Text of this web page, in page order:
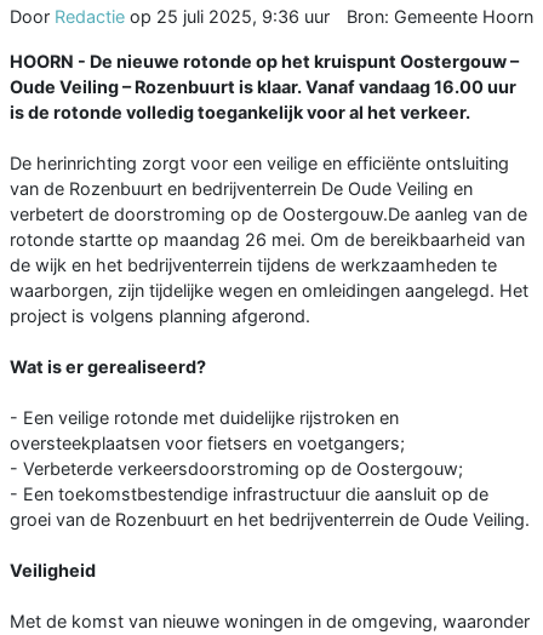
Door Redactie op 25 juli 2025, 9:36 uur Bron: Gemeente Hoorn
HOORN - De nieuwe rotonde op het kruispunt Oostergouw –
Oude Veiling – Rozenbuurt is klaar. Vanaf vandaag 16.00 uur
is de rotonde volledig toegankelijk voor al het verkeer.
De herinrichting zorgt voor een veilige en efficiënte ontsluiting
van de Rozenbuurt en bedrijventerrein De Oude Veiling en
verbetert de doorstroming op de Oostergouw.De aanleg van de
rotonde startte op maandag 26 mei. Om de bereikbaarheid van
de wijk en het bedrijventerrein tijdens de werkzaamheden te
waarborgen, zijn tijdelijke wegen en omleidingen aangelegd. Het
project is volgens planning afgerond.
Wat is er gerealiseerd?
- Een veilige rotonde met duidelijke rijstroken en
oversteekplaatsen voor fietsers en voetgangers;
- Verbeterde verkeersdoorstroming op de Oostergouw;
- Een toekomstbestendige infrastructuur die aansluit op de
groei van de Rozenbuurt en het bedrijventerrein de Oude Veiling.
Veiligheid
Met de komst van nieuwe woningen in de omgeving, waaronder